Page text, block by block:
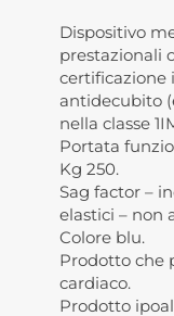
Dispositivo
prestazionali
certificazione
antidecubito
nella classe
Portata
Kg 250.
Sag factor –
elastici – non
Colore blu.
Prodotto che
cardiaco.
Prodotto